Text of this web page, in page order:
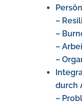
–
–
–
–
durch
–